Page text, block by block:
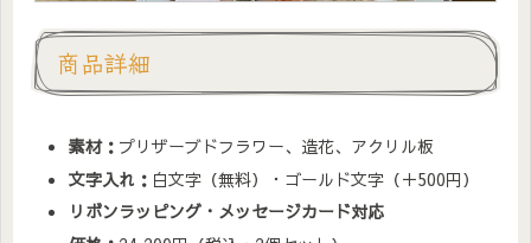
商品詳細
素材： プリザーブドフラワー、造花、アクリル板
文字入れ： 白文字（無料）・ゴールド文字（＋500円）
リボンラッピング・メッセージカード対応